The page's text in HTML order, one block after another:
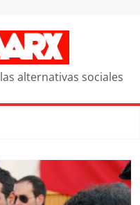
alternativas sociales